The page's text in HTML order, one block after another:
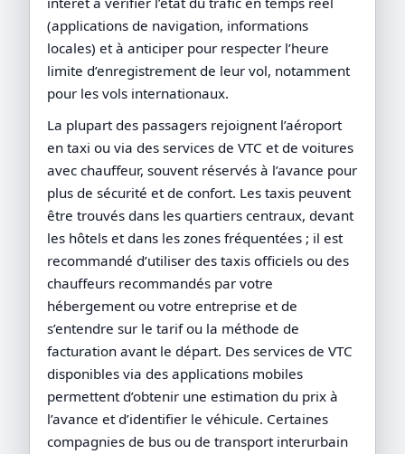
(applications de navigation, informations
locales) et à anticiper pour respecter l’heure
limite d’enregistrement de leur vol, notamment
pour les vols internationaux.
La plupart des passagers rejoignent l’aéroport
en taxi ou via des services de VTC et de voitures
avec chauffeur, souvent réservés à l’avance pour
plus de sécurité et de confort. Les taxis peuvent
être trouvés dans les quartiers centraux, devant
les hôtels et dans les zones fréquentées ; il est
recommandé d’utiliser des taxis officiels ou des
chauffeurs recommandés par votre
hébergement ou votre entreprise et de
s’entendre sur le tarif ou la méthode de
facturation avant le départ. Des services de VTC
disponibles via des applications mobiles
permettent d’obtenir une estimation du prix à
l’avance et d’identifier le véhicule. Certaines
compagnies de bus ou de transport interurbain